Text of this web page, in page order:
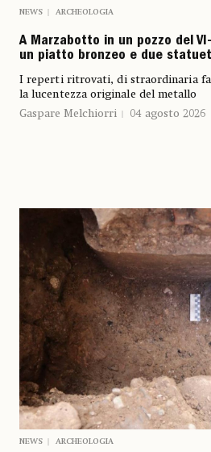
NEWS ARCHEOLOGIA
A Marzabotto in un pozzo del
un piatto bronzeo e due
I reperti ritrovati, di straordinaria
la lucentezza originale del metallo
Gaspare Melchiorri
04 agosto 2026
NEWS ARCHEOLOGIA